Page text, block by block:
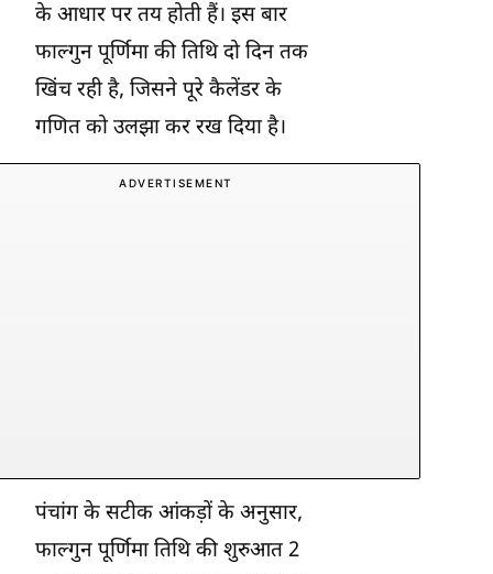
के आधार पर तय होती हैं। इस बार
फाल्गुन पूर्णिमा की तिथि दो दिन तक
खिंच रही है, जिसने पूरे कैलेंडर के
गणित को उलझा कर रख दिया है।
ADVERTISEMENT
पंचांग के सटीक आंकड़ों के अनुसार,
फाल्गुन पूर्णिमा तिथि की शुरुआत 2